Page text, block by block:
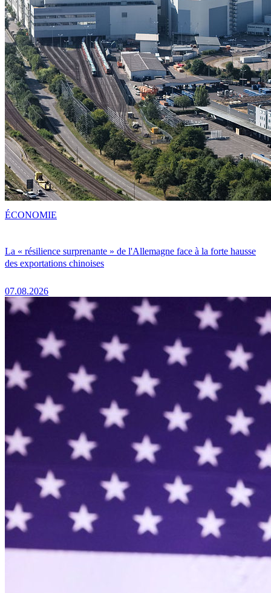
La « résilience surprenante » de l'Allemagne face à la forte hausse
des exportations chinoises
07.08.2026
ÉCONOMIE